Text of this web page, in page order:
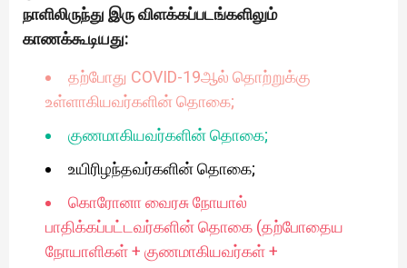
நாளிலிருந்து இரு விளக்கப்படங்களிலும்
காணக்கூடியது:
தற்போது COVID-19ஆல் தொற்றுக்கு
உள்ளாகியவர்களின் தொகை;
குணமாகியவர்களின் தொகை;
உயிரிழந்தவர்களின் தொகை;
கொரோனா வைரசு நோயால்
பாதிக்கப்பட்டவர்களின் தொகை (தற்போதைய
நோயாளிகள் + குணமாகியவர்கள் +